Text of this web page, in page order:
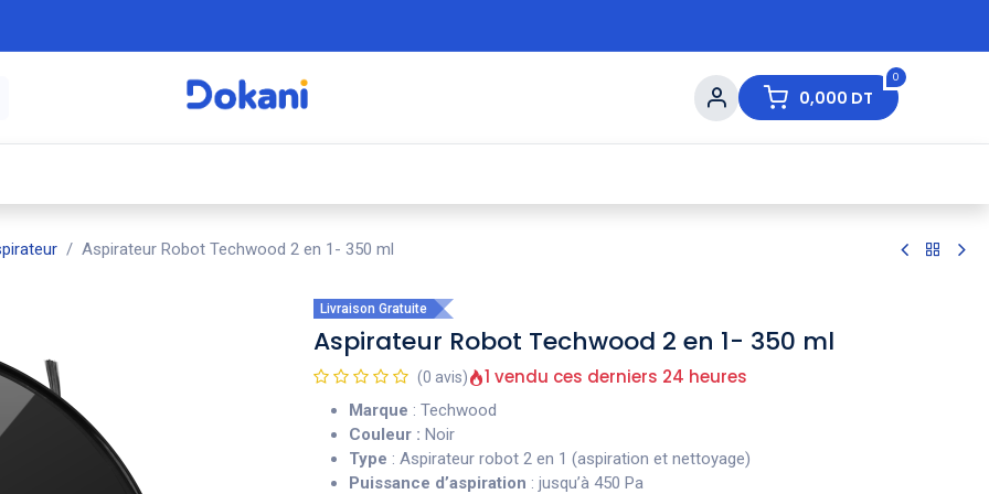
0
0,000 DT
Aspirateur Robot Techwood 2 en 1- 350 ml
Livraison Gratuite
Aspirateur Robot Techwood 2 en 1- 350 ml
(0 avis) 1 vendu ces derniers 24 heures
Marque : Techwood
Couleur : Noir
Type : Aspirateur robot 2 en 1 (aspiration et nettoyage)
Puissance d’aspiration : jusqu’à 450 Pa